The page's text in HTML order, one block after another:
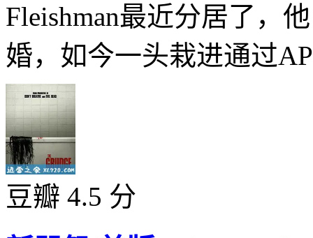
Fleishman最近分居了，
婚，如今一头栽进通过
豆瓣 4.5 分